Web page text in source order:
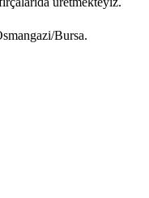
Bursa.